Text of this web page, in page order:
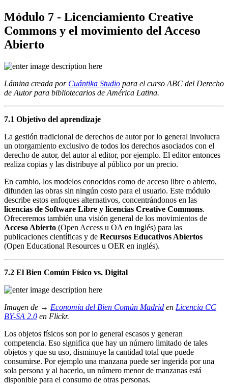
Módulo 7 - Licenciamiento Creative
Commons y el movimiento del Acceso
Abierto
Lámina creada por Cuántika Studio para el curso ABC del Derecho
de Autor para bibliotecarios de América Latina.
7.1 Objetivo del aprendizaje
La gestión tradicional de derechos de autor por lo general involucra
un otorgamiento exclusivo de todos los derechos asociados con el
derecho de autor, del autor al editor, por ejemplo. El editor entonces
realiza copias y las distribuye al público por un precio.
En cambio, los modelos conocidos como de acceso libre o abierto,
difunden las obras sin ningún costo para el usuario. Este módulo
describe estos enfoques alternativos, concentrándonos en las
licencias de Software Libre y licencias Creative Commons.
Ofreceremos también una visión general de los movimientos de
Acceso Abierto (Open Access u OA en inglés) para las
publicaciones científicas y de Recursos Educativos Abiertos
(Open Educational Resources u OER en inglés).
7.2 El Bien Común Físico vs. Digital
Imagen de → Economía del Bien Común Madrid en Licencia CC
BY-SA 2.0 en Flickr.
Los objetos físicos son por lo general escasos y generan
competencia. Eso significa que hay un número limitado de tales
objetos y que su uso, disminuye la cantidad total que puede
consumirse. Por ejemplo una manzana puede ser ingerida por una
sola persona y al hacerlo, un número menor de manzanas está
disponible para el consumo de otras personas.